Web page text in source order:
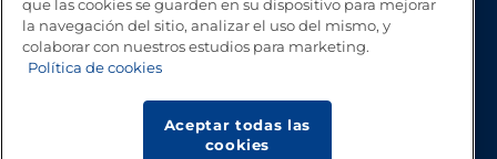
que las cookies se guarden en su dispositivo para mejorar
la navegación del sitio, analizar el uso del mismo, y
colaborar con nuestros estudios para marketing.
Política de cookies
Aceptar todas las
cookies